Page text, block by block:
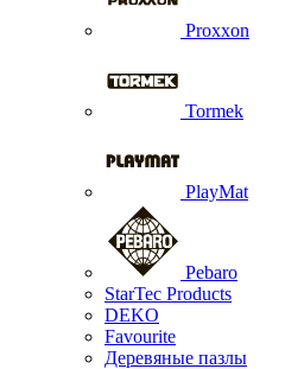
Proxxon
Tormek
PlayMat
Pebaro
StarTec Products
DEKO
Favourite
Деревяные пазлы